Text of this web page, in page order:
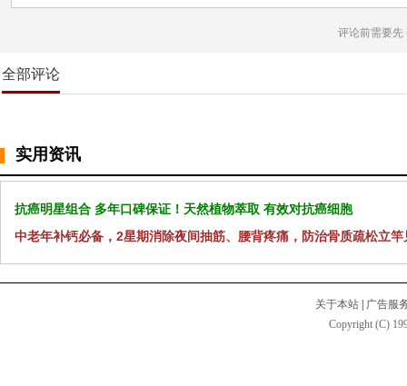
评论前需要先
全部评论
实用资讯
抗癌明星组合 多年口碑保证！天然植物萃取 有效对抗癌细胞
中老年补钙必备，2星期消除夜间抽筋、腰背疼痛，防治骨质疏松立竿
关于本站
广告服
Copyright (C)